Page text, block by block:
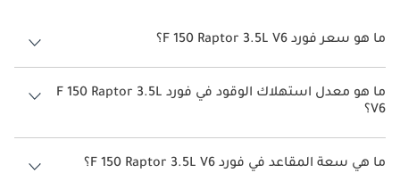
ما هو سعر فورد F 150 Raptor 3.5L V6؟
سعر فورد F 150 Raptor 3.5L V6 هو درهم 364,000.
ما هو معدل استهلاك الوقود في فورد F 150 Raptor 3.5L
V6؟
يبلغ معدل استهلاك الوقود المقترح من الشركة المصنعة لسيارة فورد F 150
2026 من 6 كم/ليتر - 10 كم/ليتر.
ما هي سعة المقاعد في فورد F 150 Raptor 3.5L V6؟